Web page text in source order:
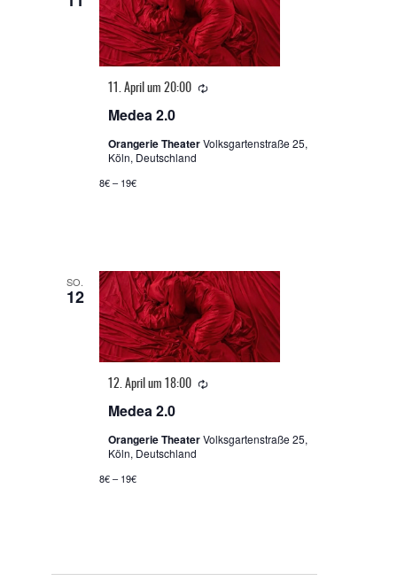
Medea 2.0
11. April um 20:00 Wiederholung
Orangerie TheaterVolksgartenstraße 25,
Köln, Deutschland
8€ – 19€
SO.
12
Medea 2.0
12. April um 18:00 Wiederholung
Orangerie TheaterVolksgartenstraße 25,
Köln, Deutschland
8€ – 19€